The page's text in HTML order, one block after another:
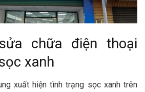
chữa điện thoại
xanh
xuất hiện tình trạng sọc xanh trên